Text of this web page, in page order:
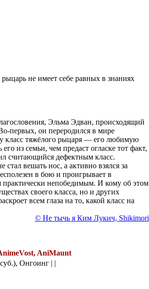
не имеет себе равных в знаниях
Эльма Эдван, происходящий
первых, он переродился в мире
класс тяжёлого рыцаря — его любимую
из семьи, чем предаст огласке тот факт,
считающийся дефектным класс.
вешать нос, а активно взялся за
в бою и проигрывает в
практически непобедимым. И кому об этом
своего класса, но и других
всем глаза на то, какой класс на
© Не тычь я Ким Лукич, Shikimori
AniMaunt
Онгоинг | |